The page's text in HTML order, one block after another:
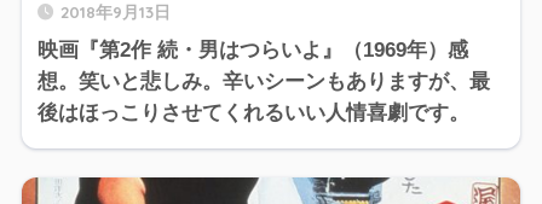
2018年9月13日
映画『第2作 続・男はつらいよ』（1969年）感
想。笑いと悲しみ。辛いシーンもありますが、最
後はほっこりさせてくれるいい人情喜劇です。